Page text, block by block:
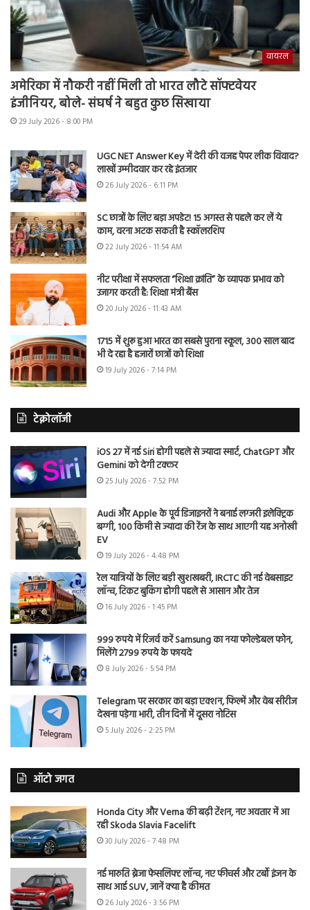
वायरल
अमेरिका में नौकरी नहीं मिली तो भारत लौटे सॉफ्टवेयर
इंजीनियर, बोले- संघर्ष ने बहुत कुछ सिखाया
29 July 2026 - 8:00 PM
UGC NET Answer Key में देरी की वजह पेपर लीक विवाद?
लाखों उम्मीदवार कर रहे इंतजार
26 July 2026 - 6:11 PM
SC छात्रों के लिए बड़ा अपडेट! 15 अगस्त से पहले कर लें ये
काम, वरना अटक सकती है स्कॉलरशिप
22 July 2026 - 11:54 AM
नीट परीक्षा में सफलता “शिक्षा क्रांति” के व्यापक प्रभाव को
उजागर करती है: शिक्षा मंत्री बैंस
20 July 2026 - 11:43 AM
1715 में शुरू हुआ भारत का सबसे पुराना स्कूल, 300 साल बाद
भी दे रहा है हजारों छात्रों को शिक्षा
19 July 2026 - 7:14 PM
टेक्नोलॉजी
iOS 27 में नई Siri होगी पहले से ज्यादा स्मार्ट, ChatGPT और
Gemini को देगी टक्कर
25 July 2026 - 7:52 PM
Audi और Apple के पूर्व डिजाइनरों ने बनाई लग्जरी इलेक्ट्रिक
बग्गी, 100 किमी से ज्यादा की रेंज के साथ आएगी यह अनोखी
EV
19 July 2026 - 4:48 PM
रेल यात्रियों के लिए बड़ी खुशखबरी, IRCTC की नई वेबसाइट
लॉन्च, टिकट बुकिंग होगी पहले से आसान और तेज
16 July 2026 - 1:45 PM
999 रुपये में रिजर्व करें Samsung का नया फोल्डेबल फोन,
मिलेंगे 2799 रुपये के फायदे
8 July 2026 - 5:54 PM
Telegram पर सरकार का बड़ा एक्शन, फिल्में और वेब सीरीज
देखना पड़ेगा भारी, तीन दिनों में दूसरा नोटिस
5 July 2026 - 2:25 PM
ऑटो जगत
Honda City और Verna की बढ़ी टेंशन, नए अवतार में आ
रही Skoda Slavia Facelift
30 July 2026 - 7:48 PM
नई मारुति ब्रेजा फेसलिफ्ट लॉन्च, नए फीचर्स और टर्बो इंजन के
साथ आई SUV, जानें क्या है कीमत
26 July 2026 - 3:56 PM